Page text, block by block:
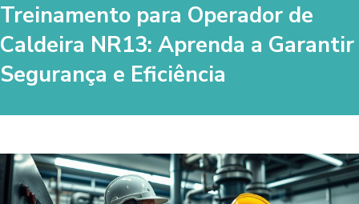
Treinamento para Operador de
Caldeira NR13: Aprenda a Garantir
Segurança e Eficiência